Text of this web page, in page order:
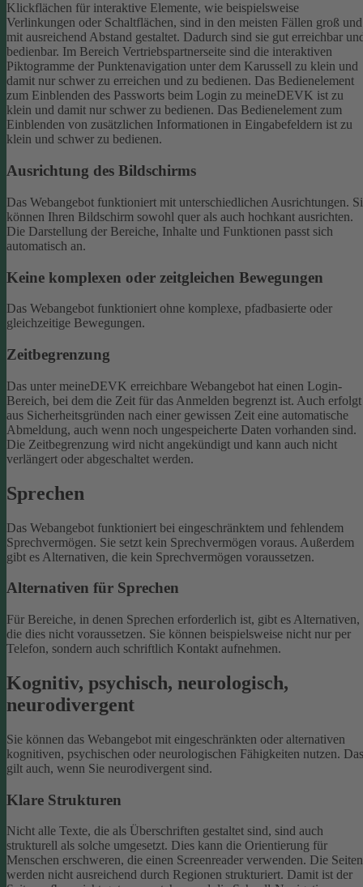
Klickflächen für interaktive Elemente, wie beispielsweise
Verlinkungen oder Schaltflächen, sind in den meisten Fällen groß und
mit ausreichend Abstand gestaltet. Dadurch sind sie gut erreichbar
bedienbar. Im Bereich Vertriebspartnerseite sind die interaktiven
Piktogramme der Punktenavigation unter dem Karussell zu klein und
damit nur schwer zu erreichen und zu bedienen. Das Bedienelement
zum Einblenden des Passworts beim Login zu meineDEVK ist zu
klein und damit nur schwer zu bedienen. Das Bedienelement zum
Einblenden von zusätzlichen Informationen in Eingabefeldern ist zu
klein und schwer zu bedienen.
Ausrichtung des Bildschirms
Das Webangebot funktioniert mit unterschiedlichen Ausrichtungen.
können Ihren Bildschirm sowohl quer als auch hochkant ausrichten.
Die Darstellung der Bereiche, Inhalte und Funktionen passt sich
automatisch an.
Keine komplexen oder zeitgleichen Bewegungen
Das Webangebot funktioniert ohne komplexe, pfadbasierte oder
gleichzeitige Bewegungen.
Zeitbegrenzung
Das unter meineDEVK erreichbare Webangebot hat einen Login-
Bereich, bei dem die Zeit für das Anmelden begrenzt ist. Auch erfolgt
aus Sicherheitsgründen nach einer gewissen Zeit eine automatische
Abmeldung, auch wenn noch ungespeicherte Daten vorhanden sind.
Die Zeitbegrenzung wird nicht angekündigt und kann auch nicht
verlängert oder abgeschaltet werden.
Sprechen
Das Webangebot funktioniert bei eingeschränktem und fehlendem
Sprechvermögen. Sie setzt kein Sprechvermögen voraus. Außerdem
gibt es Alternativen, die kein Sprechvermögen voraussetzen.
Alternativen für Sprechen
Für Bereiche, in denen Sprechen erforderlich ist, gibt es Alternativen,
die dies nicht voraussetzen. Sie können beispielsweise nicht nur per
Telefon, sondern auch schriftlich Kontakt aufnehmen.
Kognitiv, psychisch, neurologisch,
neurodivergent
Sie können das Webangebot mit eingeschränkten oder alternativen
kognitiven, psychischen oder neurologischen Fähigkeiten nutzen. Das
gilt auch, wenn Sie neurodivergent sind.
Klare Strukturen
Nicht alle Texte, die als Überschriften gestaltet sind, sind auch
strukturell als solche umgesetzt. Dies kann die Orientierung für
Menschen erschweren, die einen Screenreader verwenden. Die Seiten
werden nicht ausreichend durch Regionen strukturiert. Damit ist der